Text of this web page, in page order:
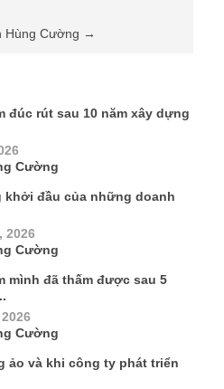
Hùng Cường →
đúc rút sau 10 năm xây dựng
Cường
khởi đầu của những doanh
2026
Cường
mình đã thấm được sau 5
Cường
ảo và khi công ty phát triển